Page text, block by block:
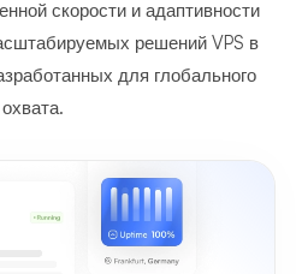
скорости и адаптивности
решений VPS в
для глобального
охвата.